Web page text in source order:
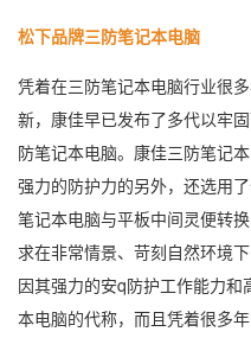
松下品牌三防笔记本电脑
凭着在三防笔记本电脑行业很
新，康佳早已发布了多代以牢
防笔记本电脑。康佳三防笔记
强力的防护力的另外，还选用
笔记本电脑与平板中间灵便转
求在非常情景、苛刻自然环境
因其强力的安q防护工作能力
本电脑的代称，而且凭着很多